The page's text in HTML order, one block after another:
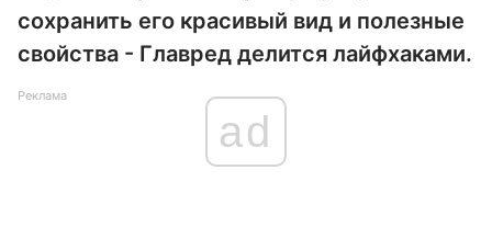
сохранить его красивый вид и полезные
свойства - Главред делится лайфхаками.
Реклама
ad